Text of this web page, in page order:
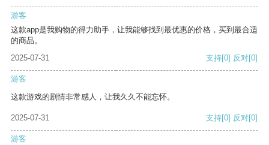
游客
这款app是我购物的得力助手，让我能够找到最优惠的价格，买到最合适
的商品。
2025-07-31
支持[0] 反对[0]
游客
这款游戏的剧情非常感人，让我久久不能忘怀。
2025-07-31 支持[0] 反对[0]
游客